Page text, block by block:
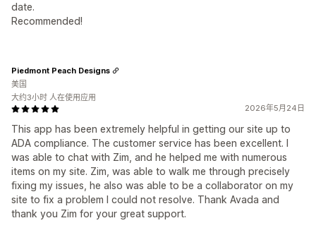
date.
Recommended!
2026年5月24日
This app has been extremely helpful in getting our site up to
ADA compliance. The customer service has been excellent. I
was able to chat with Zim, and he helped me with numerous
items on my site. Zim, was able to walk me through precisely
fixing my issues, he also was able to be a collaborator on my
site to fix a problem I could not resolve. Thank Avada and
thank you Zim for your great support.
Piedmont Peach Designs
美国
大约3小时 人在使用应用